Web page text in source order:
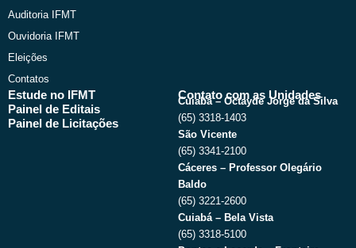
Auditoria IFMT
Ouvidoria IFMT
Eleições
Contatos
Estude no IFMT
Painel de Editais
Painel de Licitações
Contato com as Unidades
Cuiabá – Octayde Jorge da Silva
(65) 3318-1403
São Vicente
(65) 3341-2100
Cáceres – Professor Olegário
Baldo
(65) 3221-2600
Cuiabá – Bela Vista
(65) 3318-5100